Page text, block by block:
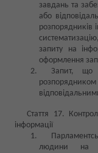
завдань та
або
розпорядників
запиту на
оформлення
Запит, що
Стаття 17.
інформації
людини на